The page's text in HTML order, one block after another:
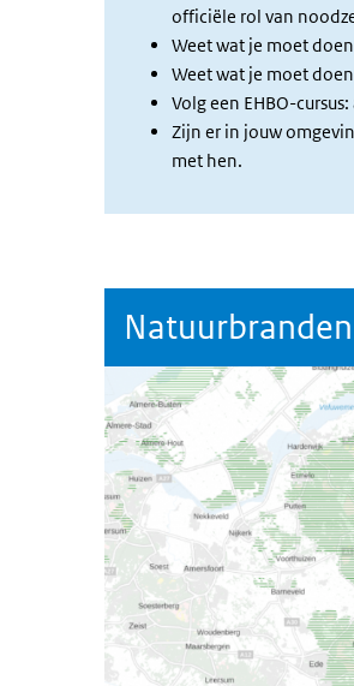
officiële rol van
Weet wat je moet
Weet wat je moet
Volg een EHBO-
Zijn er in jouw
met hen.
Natuurbranden